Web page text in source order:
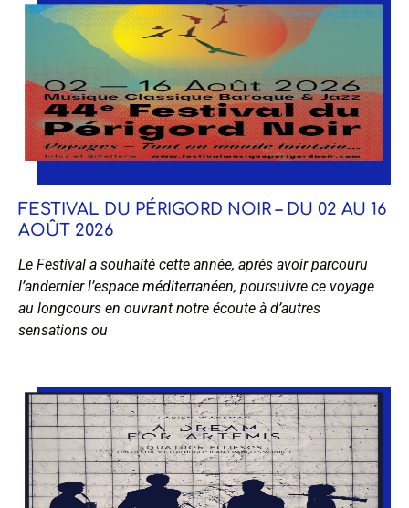
FESTIVAL DU PÉRIGORD NOIR – DU 02 AU 16
AOÛT 2026
Le Festival a souhaité cette année, après avoir parcouru
l’andernier l’espace méditerranéen, poursuivre ce voyage
au longcours en ouvrant notre écoute à d’autres
sensations ou